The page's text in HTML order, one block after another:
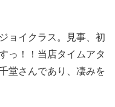
ョイクラス。見事、初
っ！！当店タイムアタ
堂さんであり、凄みを